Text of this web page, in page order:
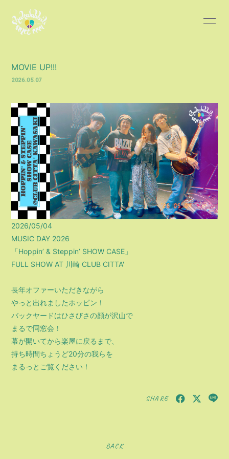
SCHEDULE
DISCOGRAPHY
BLOG
MOVIE
PHOTO
会員登録 ログイン
MOVIE UP!!!
2026.05.07
2026/05/04
MUSIC DAY 2026
「Hoppin’ & Steppin’ SHOW CASE」
FULL SHOW AT 川崎 CLUB CITTA'
長年オファーいただきながら
やっと出れましたホッピン！
バックヤードはひさびさの顔が沢山で
まるで同窓会！
幕が開いてから楽屋に戻るまで、
持ち時間ちょうど20分の我らを
まるっとご覧ください！
SHARE
BACK